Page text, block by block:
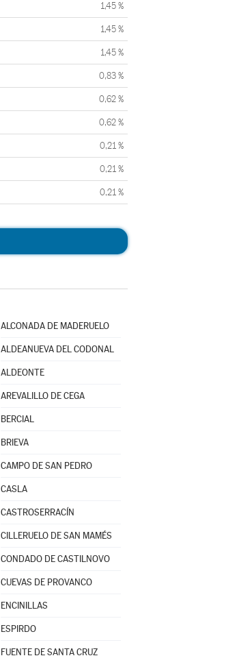
1,45 %
1,45 %
1,45 %
0,83 %
0,62 %
0,62 %
0,21 %
0,21 %
0,21 %
ALCONADA DE MADERUELO
ALDEANUEVA DEL CODONAL
ALDEONTE
AREVALILLO DE CEGA
BERCIAL
BRIEVA
CAMPO DE SAN PEDRO
CASLA
CASTROSERRACÍN
CILLERUELO DE SAN MAMÉS
CONDADO DE CASTILNOVO
CUEVAS DE PROVANCO
ENCINILLAS
ESPIRDO
FUENTE DE SANTA CRUZ